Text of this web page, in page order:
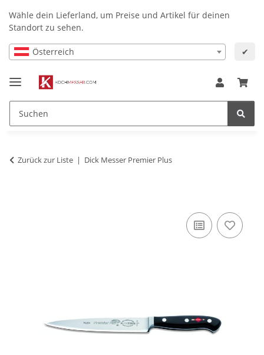
Wähle dein Lieferland, um Preise und Artikel für deinen
Standort zu sehen.
Österreich ✔
Zurück zur Liste Dick Messer Premier Plus